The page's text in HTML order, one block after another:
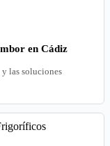
en Cádiz
las soluciones